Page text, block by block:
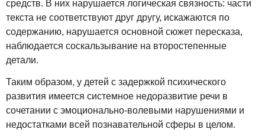
средств. В них нарушается логическая связность: части
текста не соответствуют друг другу, искажаются по
содержанию, нарушается основной сюжет пересказа,
наблюдается соскальзывание на второстепенные
детали.
Таким образом, у детей с задержкой психического
развития имеется системное недоразвитие речи в
сочетании с эмоционально-волевыми нарушениями и
недостатками всей познавательной сферы в целом.